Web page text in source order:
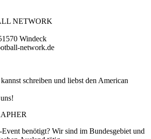
NETWORK
Windeck
network.de
schreiben und liebst den American
benötigt? Wir sind im Bundesgebiet und